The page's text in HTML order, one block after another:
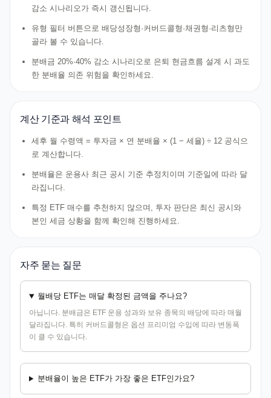
감소 시나리오가 즉시 갱신됩니다.
유형 필터 버튼으로 배당성장형·커버드콜형·채권형·리츠형만
골라 볼 수 있습니다.
분배금 20%·40% 감소 시나리오로 은퇴 현금흐름 설계 시 과도
한 분배율 의존 위험을 확인하세요.
계산 기준과 해석 포인트
세후 월 수령액 = 투자금 × 연 분배율 × (1 − 세율) ÷ 12 공식으
로 계산합니다.
분배율은 운용사 최근 공시 기준 추정치이며 기준일에 따라 달
라집니다.
특정 ETF 매수를 추천하지 않으며, 투자 판단은 최신 공시와
본인 세금 상황을 함께 확인해 진행하세요.
자주 묻는 질문
월배당 ETF는 매달 확정된 금액을 주나요?
아닙니다. 분배금은 ETF 운용 성과와 보유 종목의 배당에 따라 매월
달라집니다. 특히 커버드콜형은 옵션 프리미엄 수입에 따라 변동폭
이 클 수 있습니다.
분배율이 높은 ETF가 가장 좋은 ETF인가요?